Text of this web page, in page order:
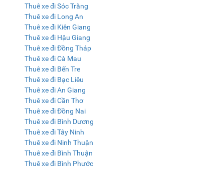
Thuê xe đi Sóc Trăng
Thuê xe đi Long An
Thuê xe đi Kiên Giang
Thuê xe đi Hậu Giang
Thuê xe đi Đồng Tháp
Thuê xe đi Cà Mau
Thuê xe đi Bến Tre
Thuê xe đi Bạc Liêu
Thuê xe đi An Giang
Thuê xe đi Cần Thơ
Thuê xe đi Đồng Nai
Thuê xe đi Bình Dương
Thuê xe đi Tây Ninh
Thuê xe đi Ninh Thuận
Thuê xe đi Bình Thuận
Thuê xe đi Bình Phước